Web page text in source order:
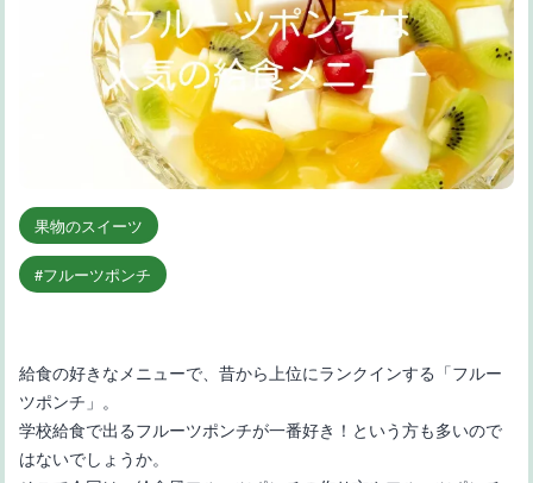
果物のスイーツ
フルーツポンチ
給食の好きなメニューで、昔から上位にランクインする「フルー
ツポンチ」。
学校給食で出るフルーツポンチが一番好き！という方も多いので
はないでしょうか。